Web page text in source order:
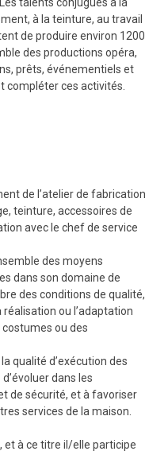
à la teinture, au travail
de produire environ 1200
des productions opéra,
prêts, événementiels et
compléter ces activités.
de l’atelier de fabrication
teinture, accessoires de
avec le chef de service
des moyens
dans son domaine de
des conditions de qualité,
ou l’adaptation
costumes ou des
qualité d’exécution des
dans les
de sécurité, et à favoriser
services de la maison.
et à ce titre il/elle participe